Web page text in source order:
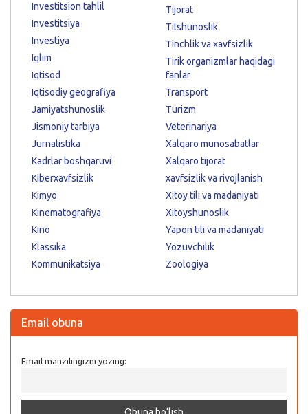
Investitsion tahlil
Investitsiya
Investiya
Iqlim
Iqtisod
Iqtisodiy geografiya
Jamiyatshunoslik
Jismoniy tarbiya
Jurnalistika
Kadrlar boshqaruvi
Kiberxavfsizlik
Kimyo
Kinematografiya
Kino
Klassika
Kommunikatsiya
Tijorat
Tilshunoslik
Tinchlik va xavfsizlik
Tirik organizmlar haqidagi
fanlar
Transport
Turizm
Veterinariya
Xalqaro munosabatlar
Xalqaro tijorat
xavfsizlik va rivojlanish
Xitoy tili va madaniyati
Xitoyshunoslik
Yapon tili va madaniyati
Yozuvchilik
Zoologiya
Email obuna
Email manzilingizni yozing: